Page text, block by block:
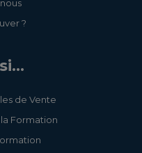
?
de Vente
Formation